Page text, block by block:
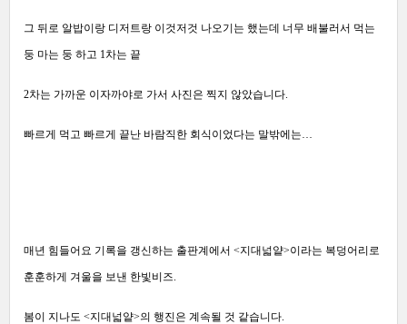
그 뒤로 알밥이랑 디저트랑 이것저것 나오기는 했는데 너무 배불러서 먹는
둥 마는 둥 하고 1차는 끝
2차는 가까운 이자까야로 가서 사진은 찍지 않았습니다.
빠르게 먹고 빠르게 끝난 바람직한 회식이었다는 말밖에는…
매년 힘들어요 기록을 갱신하는 출판계에서 <지대넓얕>이라는 복덩어리로
훈훈하게 겨울을 보낸 한빛비즈.
봄이 지나도 <지대넓얕>의 행진은 계속될 것 같습니다.